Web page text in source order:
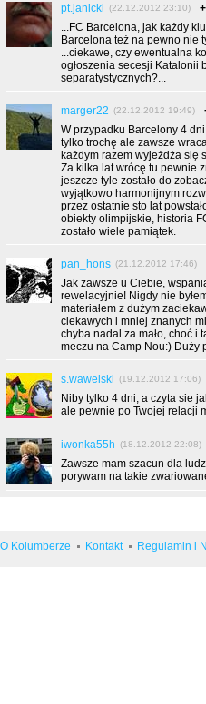
pt.janicki (22.12.2012 23:10)
...FC Barcelona, jak każdy
Barcelona też na pewno nie
...ciekawe, czy ewentualna
ogłoszenia secesji Katalonii
separatystycznych?...
marger22 (22.12.2012 19:49)
W przypadku Barcelony 4
tylko trochę ale zawsze
każdym razem wyjeżdża się
Za kilka lat wrócę tu pewnie
jeszcze tyle zostało do
wyjątkowo harmonijnym
przez ostatnie sto lat
obiekty olimpijskie, historia
zostało wiele pamiątek.
pan_hons (21.12.2012 17:46)
Jak zawsze u Ciebie,
rewelacyjnie! Nigdy nie
materiałem z dużym
ciekawych i mniej znanych
chyba nadal za mało, choć i
meczu na Camp Nou:) Duży
s.wawelski (19.12.2012 17:06)
Niby tylko 4 dni, a czyta sie
ale pewnie po Twojej relacji
iwonka55h (18.12.2012 22:08)
Zawsze mam szacun dla
porywam na takie
O Kolumberze Kontakt Regulamin i